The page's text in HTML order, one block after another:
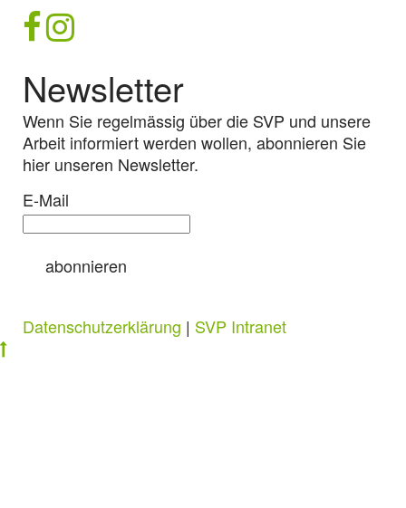
Newsletter
Wenn Sie regelmässig über die SVP und unsere
Arbeit informiert werden wollen, abonnieren Sie
hier unseren Newsletter.
E-Mail
abonnieren
Datenschutzerklärung | SVP Intranet